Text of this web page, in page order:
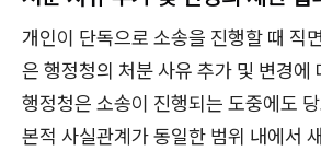
개인이 단독으로 소송을 진행할 때 직
은 행정청의 처분 사유 추가 및 변경에
행정청은 소송이 진행되는 도중에도
본적 사실관계가 동일한 범위 내에서